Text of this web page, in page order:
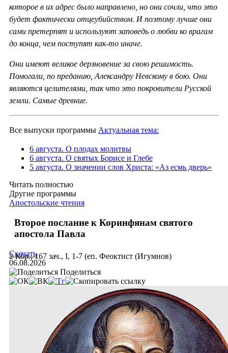
которое в их адрес было направлено, но они сочли, что это
будет фактически отцеубийством. И поэтому лучше они
сами претерпят и используют заповедь о любви ко врагам
до конца, чем поступят как-то иначе.
Они имеют великое дерзновение за свою решимость.
Помогали, по преданию, Александру Невскому в бою. Они
являются целителями, так что это покровители Русской
земли. Самые древние.
Все выпуски программы Актуальная тема:
6 августа. О плодах молитвы
6 августа. О святых Борисе и Глебе
5 августа. О значении слов Христа: «Аз есмь дверь»
Читать полностью
Другие программы
Апостольские чтения
Второе послание к Коринфянам святого
апостола Павла
2 Кор., 167 зач., I, 1-7 (еп. Феоктист (Игумнов)
Скачать
06.08.2026
Поделиться